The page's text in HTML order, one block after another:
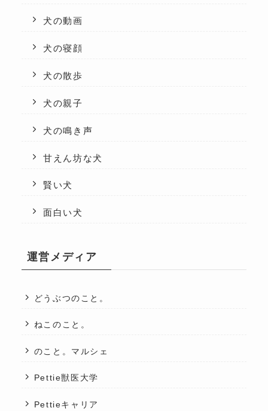
犬の動画
犬の寝顔
犬の散歩
犬の親子
犬の鳴き声
甘えん坊な犬
賢い犬
面白い犬
運営メディア
どうぶつのこと。
ねこのこと。
のこと。マルシェ
Pettie獣医大学
Pettieキャリア